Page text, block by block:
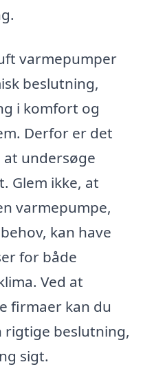
varmepumper
beslutning,
i komfort og
Derfor er det
undersøge
Glem ikke, at
varmepumpe,
kan have
for både
Ved at
firmaer kan du
beslutning,
sigt.